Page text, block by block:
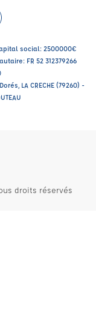
fenêtre)fenêtre)
(nouvelle fenêtre)
(nouvelle
social: 2500000€
FR 52 312379266
LA CRECHE (79260) -
droits réservés